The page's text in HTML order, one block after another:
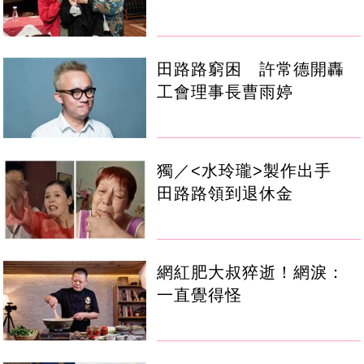
田路路窮困 許常德開轟
工會理事長曹雨婷
獨／<水玲瓏>製作出手
田路路領到退休金
網紅肥大叔猝逝！網淚：
一直覺得怪